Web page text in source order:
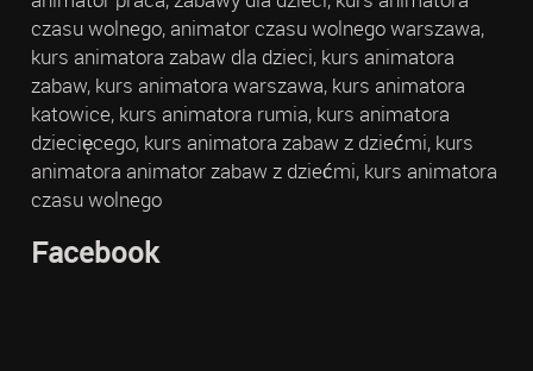
czasu wolnego, animator czasu wolnego warszawa,
kurs animatora zabaw dla dzieci, kurs animatora
zabaw, kurs animatora warszawa, kurs animatora
katowice, kurs animatora rumia, kurs animatora
dziecięcego, kurs animatora zabaw z dziećmi, kurs
animatora animator zabaw z dziećmi, kurs animatora
czasu wolnego
Facebook